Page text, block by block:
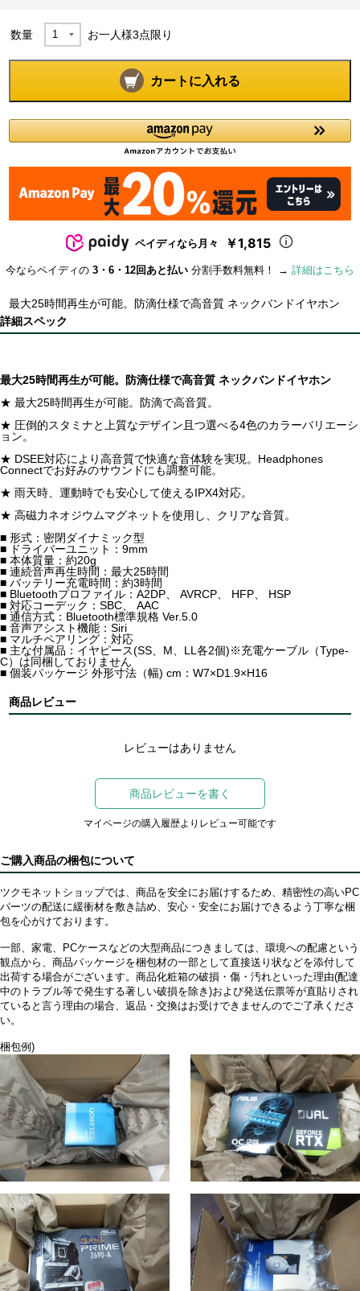
数量 お一人様3点限り
カートに入れる
ペイディなら月々 ￥1,815
今ならペイディの 3・6・12回あと払い 分割手数料無料！ → 詳細はこちら
最大25時間再生が可能。防滴仕様で高音質 ネックバンドイヤホン
詳細スペック
最大25時間再生が可能。防滴仕様で高音質 ネックバンドイヤホン
★ 最大25時間再生が可能。防滴で高音質。
★ 圧倒的スタミナと上質なデザイン且つ選べる4色のカラーバリエーシ
ョン。
★ DSEE対応により高音質で快適な音体験を実現。Headphones
Connectでお好みのサウンドにも調整可能。
★ 雨天時、運動時でも安心して使えるIPX4対応。
★ 高磁力ネオジウムマグネットを使用し、クリアな音質。
■ 形式：密閉ダイナミック型
■ ドライバーユニット：9mm
■ 本体質量：約20g
■ 連続音声再生時間：最大25時間
■ バッテリー充電時間：約3時間
■ Bluetoothプロファイル：A2DP、 AVRCP、 HFP、 HSP
■ 対応コーデック：SBC、 AAC
■ 通信方式：Bluetooth標準規格 Ver.5.0
■ 音声アシスト機能：Siri
■ マルチペアリング：対応
■ 主な付属品：イヤピース(SS、M、LL各2個)※充電ケーブル（Type-
C）は同梱しておりません
■ 個装パッケージ 外形寸法（幅) cm：W7×D1.9×H16
商品レビュー
レビューはありません
商品レビューを書く
マイページの購入履歴よりレビュー可能です
ご購入商品の梱包について
ツクモネットショップでは、商品を安全にお届けするため、精密性の高いPC
パーツの配送に緩衝材を敷き詰め、安心・安全にお届けできるよう丁寧な梱
包を心がけております。
一部、家電、PCケースなどの大型商品につきましては、環境への配慮という
観点から、商品パッケージを梱包材の一部として直接送り状などを添付して
出荷する場合がございます。商品化粧箱の破損・傷・汚れといった理由(配達
中のトラブル等で発生する著しい破損を除き)および発送伝票等が直貼りされ
ていると言う理由の場合、返品・交換はお受けできませんのでご了承くださ
い。
梱包例)